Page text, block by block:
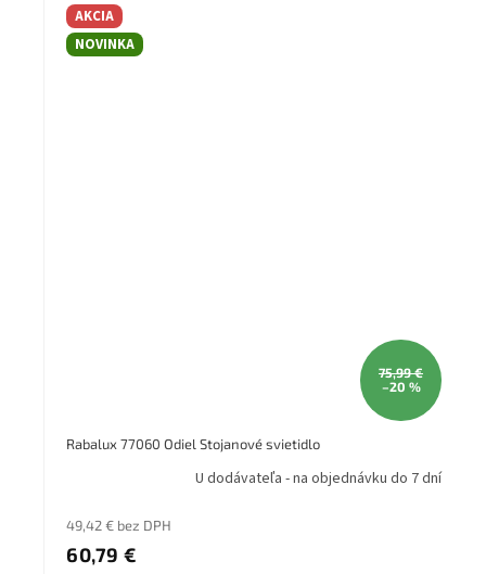
AKCIA
NOVINKA
75,99 €
–20 %
Rabalux 77060 Odiel Stojanové svietidlo
U dodávateľa - na objednávku do 7 dní
49,42 € bez DPH
60,79 €